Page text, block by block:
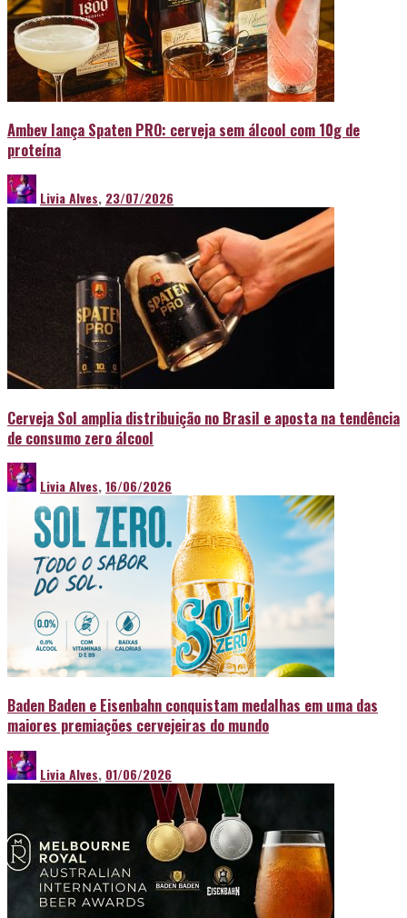
Ambev lança Spaten PRO: cerveja sem álcool com 10g de
proteína
Livia Alves, 23/07/2026
Cerveja Sol amplia distribuição no Brasil e aposta na tendência
de consumo zero álcool
Livia Alves,16/06/2026
Baden Baden e Eisenbahn conquistam medalhas em uma das
maiores premiações cervejeiras do mundo
Livia Alves, 01/06/2026